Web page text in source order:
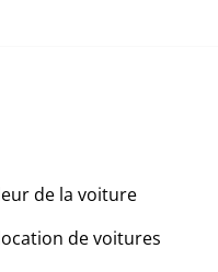
de la voiture
de voitures